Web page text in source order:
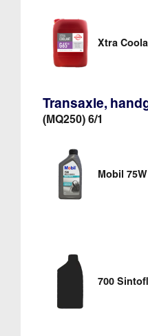
Xtra
Transaxle,
(MQ250) 6/1
Mobil
700